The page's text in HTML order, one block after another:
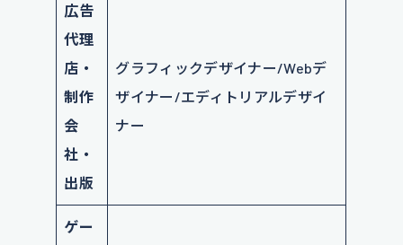
広告
代理
店・
制作
会
社・
出版
グラフィックデザイナー/Webデ
ザイナー/エディトリアルデザイ
ナー
ゲー